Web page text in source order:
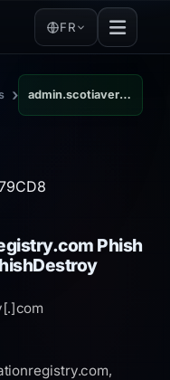
FR
› admin.scotiaverificationregistry.com
Phish
com